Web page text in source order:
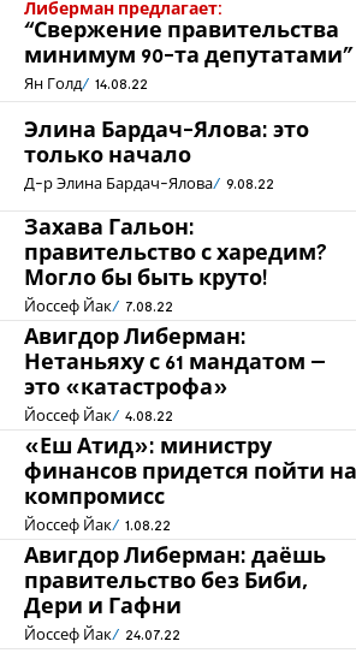
Либерман предлагает:
“Свержение правительства
минимум 90-та депутатами”
Ян Голд 14.08.22
Элина Бардач-Ялова: это
только начало
Д-р Элина Бардач-Ялова 9.08.22
Захава Гальон:
правительство с харедим?
Могло бы быть круто!
Йоссеф Йак 7.08.22
Авигдор Либерман:
Нетаньяху с 61 мандатом –
это «катастрофа»
Йоссеф Йак 4.08.22
«Еш Атид»: министру
финансов придется пойти на
компромисс
Йоссеф Йак 1.08.22
Авигдор Либерман: даёшь
правительство без Биби,
Дери и Гафни
Йоссеф Йак 24.07.22